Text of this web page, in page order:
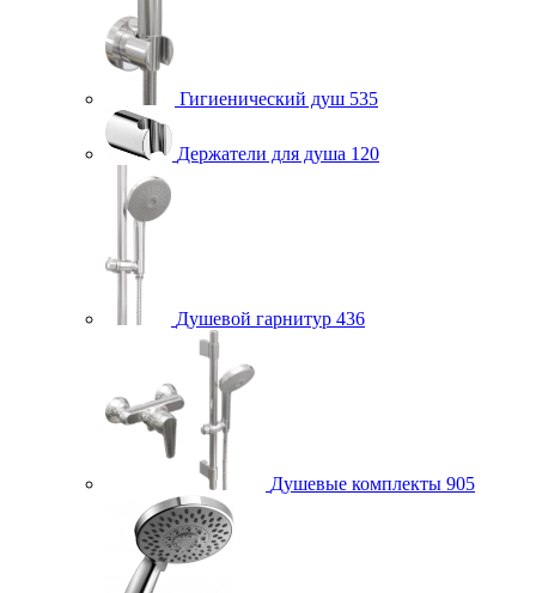
Гигиенический душ 535
Держатели для душа 120
Душевой гарнитур 436
Душевые комплекты 905